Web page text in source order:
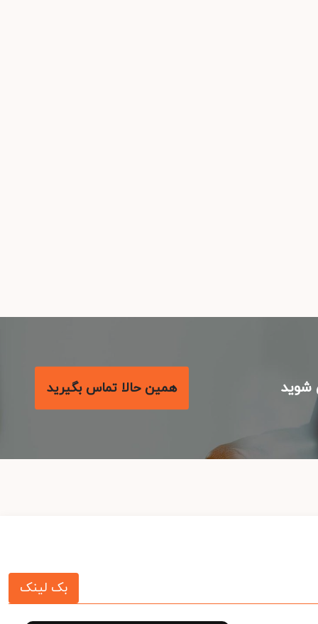
همین حالا تماس بگیرید
بک لینک